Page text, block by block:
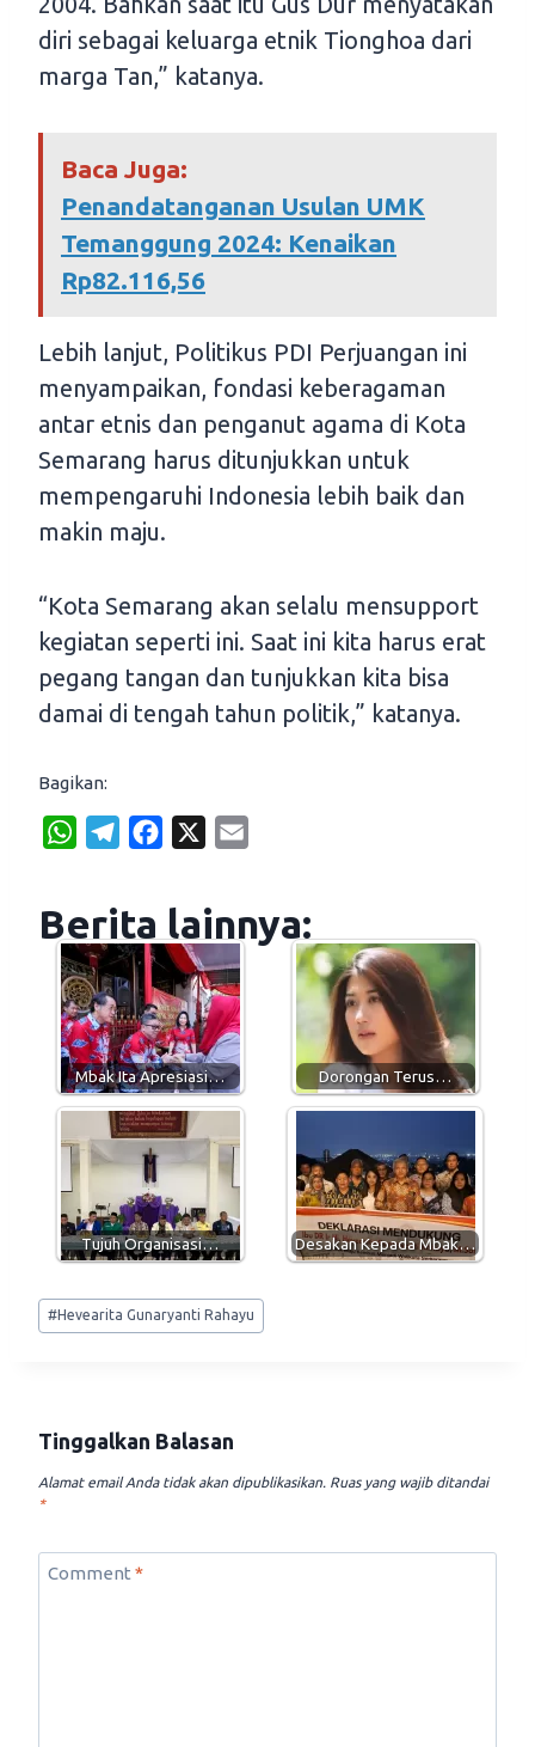
diri sebagai keluarga etnik Tionghoa dari
marga Tan,” katanya.
Baca Juga:
Penandatanganan Usulan UMK
Temanggung 2024: Kenaikan
Rp82.116,56
Lebih lanjut, Politikus PDI Perjuangan ini
menyampaikan, fondasi keberagaman
antar etnis dan penganut agama di Kota
Semarang harus ditunjukkan untuk
mempengaruhi Indonesia lebih baik dan
makin maju.
“Kota Semarang akan selalu mensupport
kegiatan seperti ini. Saat ini kita harus erat
pegang tangan dan tunjukkan kita bisa
damai di tengah tahun politik,” katanya.
Bagikan:
W
t
s
A
p
p
e
g
r
a
m
e
b
o
o
k
i
Berita lainnya:
Mbak Ita Apresiasi… Dorongan Terus…
Tujuh Organisasi… Desakan Kepada Mbak…
Post
Tags:
#Hevearita Gunaryanti Rahayu
Tinggalkan Balasan
Alamat email Anda tidak akan dipublikasikan. Ruas yang wajib ditandai
*
Comment *